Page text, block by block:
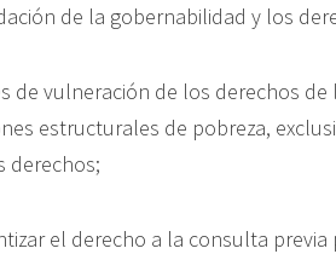
de la gobernabilidad y los
de vulneración de los derechos
estructurales de pobreza,
derechos;
el derecho a la consulta